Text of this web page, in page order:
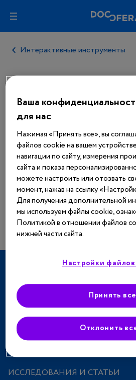
Интерактивные инструменты
Авторизуйтесь, чтобы
Войти
Еще нет
ТЕРАПЕВТИЧЕСКИЕ
СПЕЦПРОЕКТЫ
МЕРОПРИЯТИЯ
ИССЛЕДОВАНИЯ И СТАТЬИ
Ваша
для нас
Нажимая «Принять все», вы
файлов cookie на вашем
навигации по сайту, измерения
сайта и показа
можете настроить или отозвать
момент, нажав на ссылку
Для получения дополнительной
мы используем файлы cookie,
Политикой в отношении файлов
нижней части сайта.
Настройки
Отклонить
Принять все